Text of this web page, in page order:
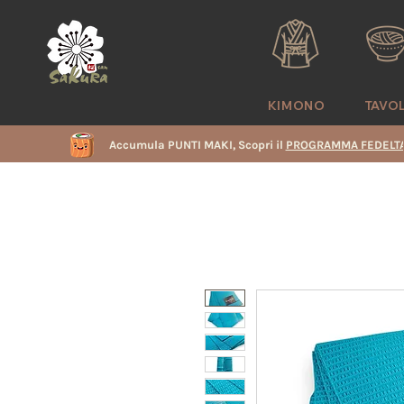
KIMONO
Accumula PUNTI MAKI, Scopri il PROGRAMMA FEDELTA'